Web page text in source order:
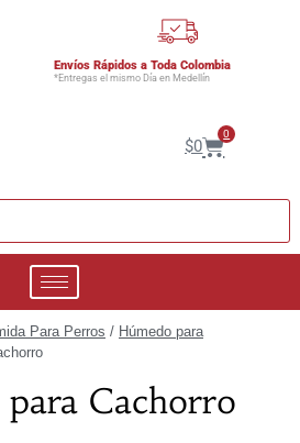
Envíos Rápidos a Toda Colombia
*Entregas el mismo Día en Medellín
$0
0
Para Perros / Húmedo para
Cachorro